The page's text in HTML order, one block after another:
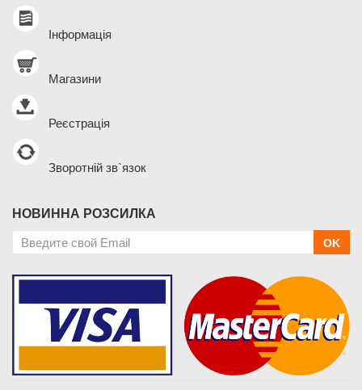
Інформація
Магазини
Реєстрація
Зворотній зв`язок
НОВИННА РОЗСИЛКА
OK